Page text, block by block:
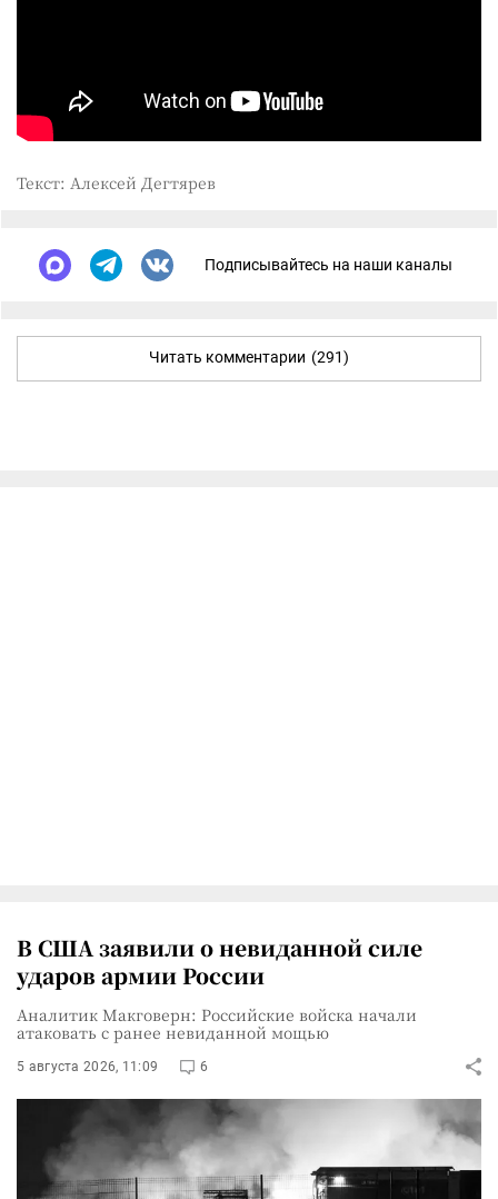
Текст: Алексей Дегтярев
Подписывайтесь на наши каналы
Читать комментарии (291)
В США заявили о невиданной силе
ударов армии России
Аналитик Макговерн: Российские войска начали
атаковать с ранее невиданной мощью
5 августа 2026, 11:09 6